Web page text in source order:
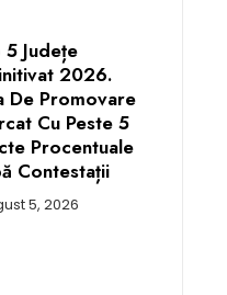
5 Județe
2026.
De Promovare
Cu Peste 5
Procentuale
Contestații
5, 2026